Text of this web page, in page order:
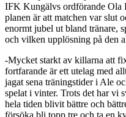
IFK Kungälvs ordförande Ola
planen är att matchen var slut
enormt jubel ut bland tränare,
och vilken upplösning på den
-Mycket starkt av killarna att
fortfarande är ett utelag med
jagat sena träningstider i Ale
spelat i vinter. Trots det har vi
hela tiden blivit bättre och
försöka bli topp tre och ta en